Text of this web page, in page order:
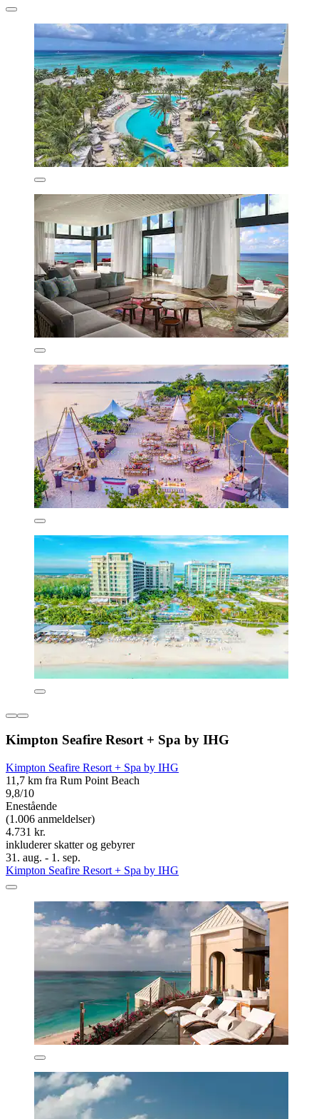
Kimpton Seafire Resort + Spa by IHG
Kimpton Seafire Resort + Spa by IHG
11,7 km fra Rum Point Beach
9,8/10
Enestående
(1.006 anmeldelser)
4.731 kr.
inkluderer skatter og gebyrer
31. aug. - 1. sep.
Kimpton Seafire Resort + Spa by IHG